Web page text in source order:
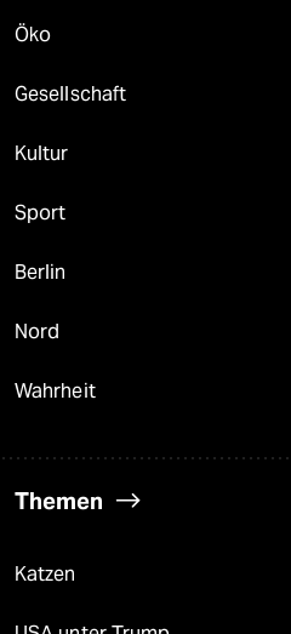
Öko
Gesellschaft
Kultur
Sport
Berlin
Nord
Wahrheit
Themen
Katzen